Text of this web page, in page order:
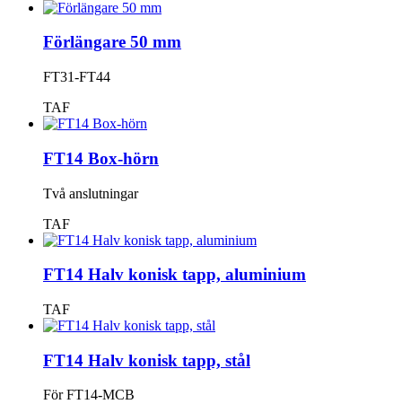
Förlängare 50 mm
FT31-FT44
TAF
FT14 Box-hörn
Två anslutningar
TAF
FT14 Halv konisk tapp, aluminium
TAF
FT14 Halv konisk tapp, stål
För FT14-MCB